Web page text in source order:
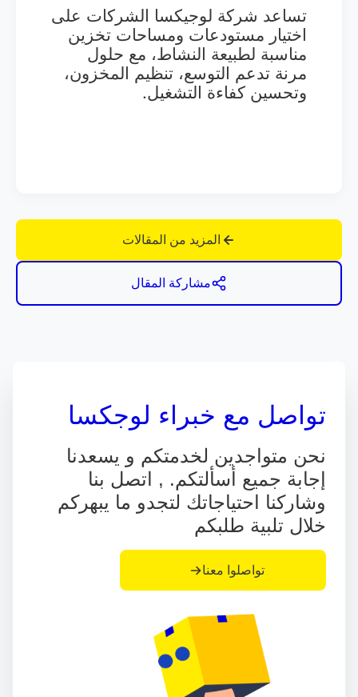
تساعد شركة لوجيكسا الشركات على
اختيار مستودعات ومساحات تخزين
مناسبة لطبيعة النشاط، مع حلول
مرنة تدعم التوسع، تنظيم المخزون،
وتحسين كفاءة التشغيل.
المزيد من المقالات
مشاركة المقال
تواصل مع خبراء لوجكسا
نحن متواجدين لخدمتكم و يسعدنا
إجابة جميع أسألتكم. , اتصل بنا
وشاركنا احتياجاتك لتجدو ما يبهركم
خلال تلبية طلبكم
تواصلوا معنا